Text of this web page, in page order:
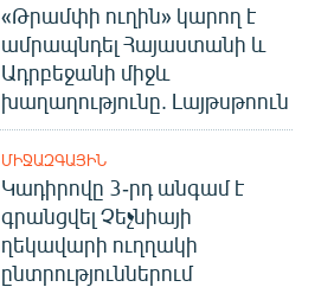
«Թրամփի ուղին» կարող է
ամրապնդել Հայաստանի և
Ադրբեջանի միջև
խաղաղությունը. Լայթսթոուն
ՄԻՋԱԶԳԱՅԻՆ
Կադիրովը 3-րդ անգամ է
գրանցվել Չեչնիայի
ղեկավարի ուղղակի
ընտրություններում